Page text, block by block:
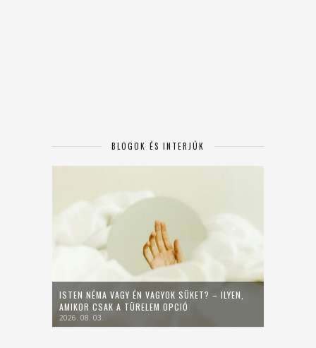
BLOGOK ÉS INTERJÚK
ISTEN NÉMA VAGY ÉN VAGYOK SÜKET? – ILYEN,
AMIKOR CSAK A TÜRELEM OPCIÓ
2026. 08. 03.